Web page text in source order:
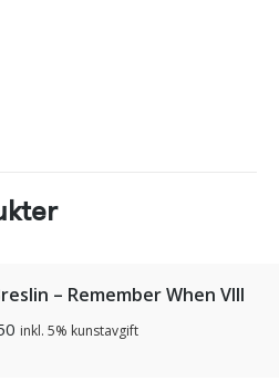
– Remember When Vlll
inkl. 5% kunstavgift